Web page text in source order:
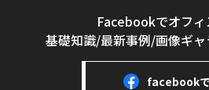
Facebookでオフィ
基礎知識/最新事例/画像ギャ
facebook